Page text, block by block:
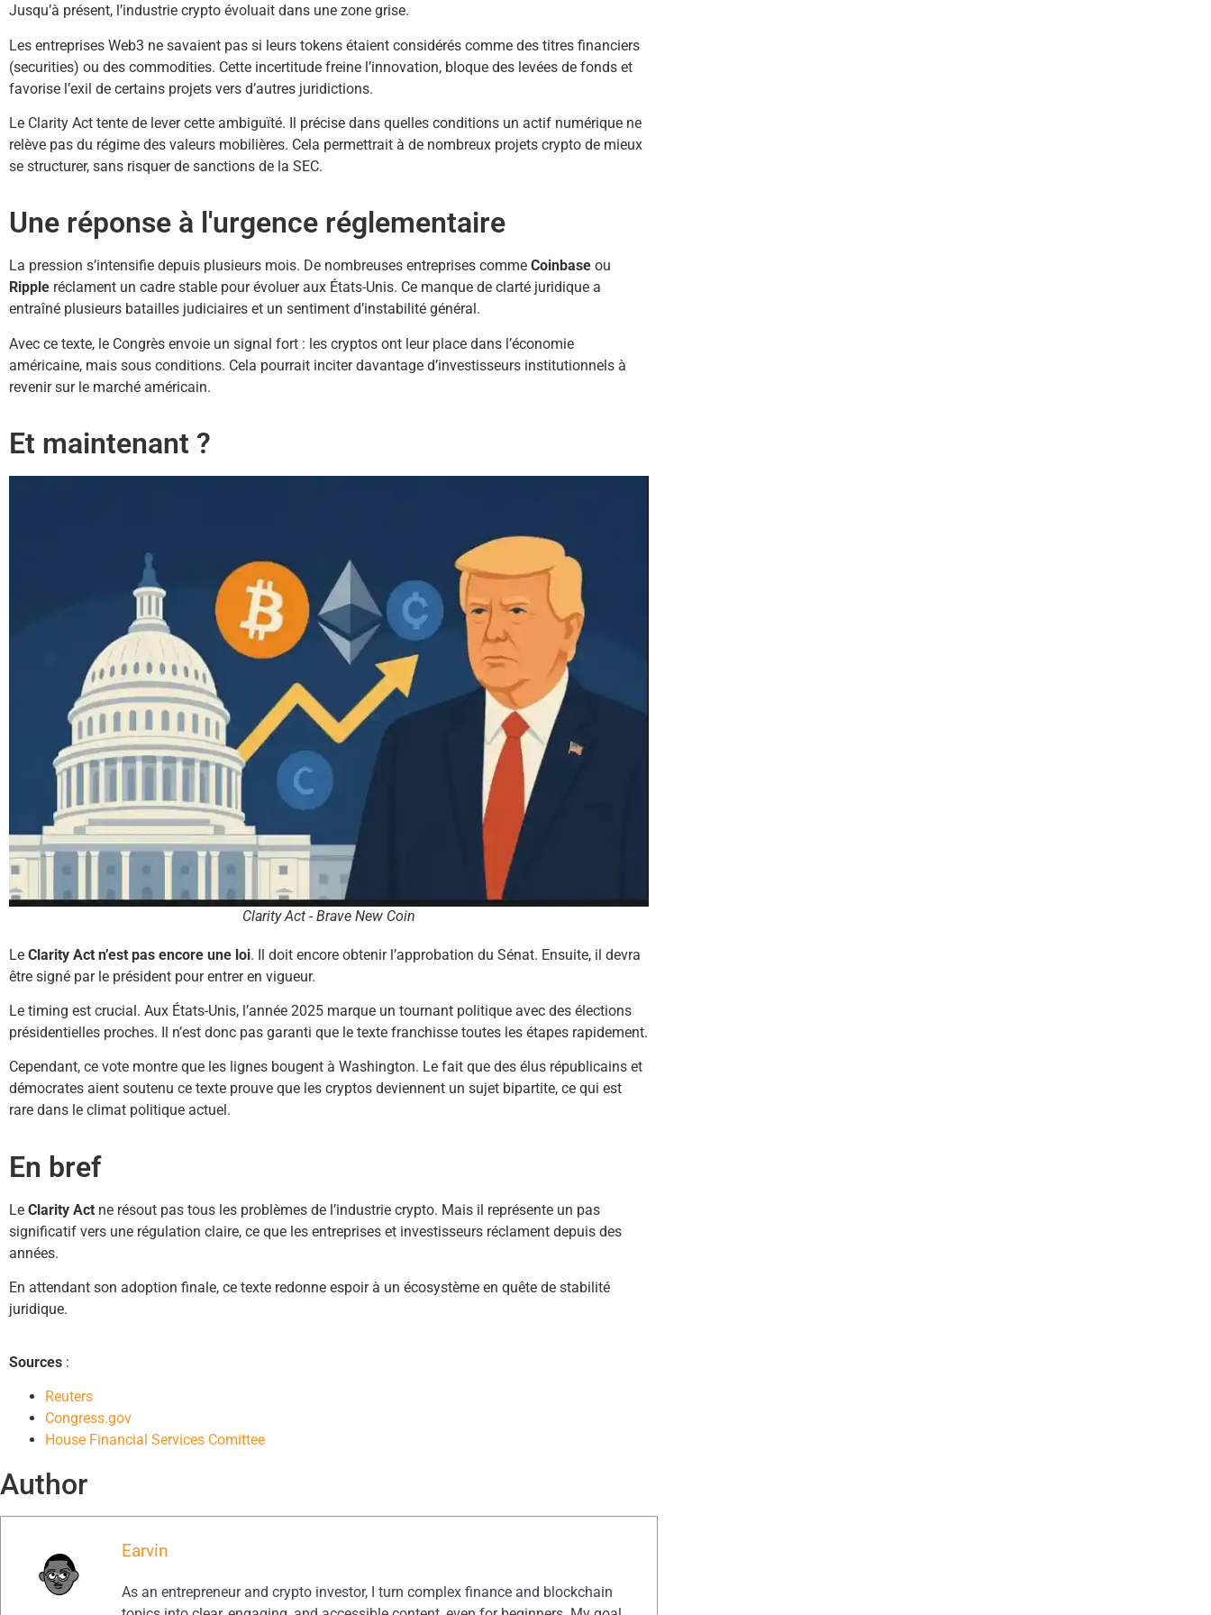
Jusqu’à présent, l’industrie crypto évoluait dans une zone grise.
Les entreprises Web3 ne savaient pas si leurs tokens étaient considérés comme des titres financiers
(securities) ou des commodities. Cette incertitude freine l’innovation, bloque des levées de fonds et
favorise l’exil de certains projets vers d’autres juridictions.
Le Clarity Act tente de lever cette ambiguïté. Il précise dans quelles conditions un actif numérique ne
relève pas du régime des valeurs mobilières. Cela permettrait à de nombreux projets crypto de mieux
se structurer, sans risquer de sanctions de la SEC.
Une réponse à l'urgence réglementaire
La pression s’intensifie depuis plusieurs mois. De nombreuses entreprises comme Coinbase ou
Ripple réclament un cadre stable pour évoluer aux États-Unis. Ce manque de clarté juridique a
entraîné plusieurs batailles judiciaires et un sentiment d’instabilité général.
Avec ce texte, le Congrès envoie un signal fort : les cryptos ont leur place dans l’économie
américaine, mais sous conditions. Cela pourrait inciter davantage d’investisseurs institutionnels à
revenir sur le marché américain.
Et maintenant ?
Clarity Act - Brave New Coin
Le Clarity Act n’est pas encore une loi. Il doit encore obtenir l’approbation du Sénat. Ensuite, il devra
être signé par le président pour entrer en vigueur.
Le timing est crucial. Aux États-Unis, l’année 2025 marque un tournant politique avec des élections
présidentielles proches. Il n’est donc pas garanti que le texte franchisse toutes les étapes rapidement.
Cependant, ce vote montre que les lignes bougent à Washington. Le fait que des élus républicains et
démocrates aient soutenu ce texte prouve que les cryptos deviennent un sujet bipartite, ce qui est
rare dans le climat politique actuel.
En bref
Le Clarity Act ne résout pas tous les problèmes de l’industrie crypto. Mais il représente un pas
significatif vers une régulation claire, ce que les entreprises et investisseurs réclament depuis des
années.
En attendant son adoption finale, ce texte redonne espoir à un écosystème en quête de stabilité
juridique.
Sources :
Reuters
Congress.gov
House Financial Services Comittee
Author
Earvin
As an entrepreneur and crypto investor, I turn complex finance and blockchain